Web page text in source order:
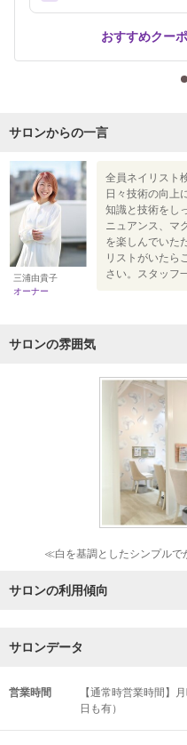
おすすめクー
サロンからの一言
三浦由貴子
オーナー
全員ネイリスト
日々技術の向上
知識と技術をし
ニュアンス、マ
を楽しんでいた
リストがいたら
さい。スタッフ
サロンの雰囲気
≪白を基調としたシンプル
サロンの利用傾向
サロンデータ
営業時間
【通常時営業時間】
日も有）